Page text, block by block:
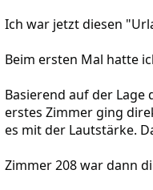
Ich war jetzt diesen
Beim ersten Mal hatte
Basierend auf der Lage
erstes Zimmer ging
es mit der Lautstärke.
Zimmer 208 war dann